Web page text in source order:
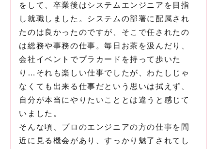
をして、卒業後はシステムエンジニアを目指
し就職しました。システムの部署に配属され
たのは良かったのですが、そこで任されたの
は総務や事務の仕事。毎日お茶を汲んだり、
会社イベントでプラカードを持って歩いた
り…それも楽しい仕事でしたが、わたしじゃ
なくても出来る仕事だという思いは拭えず、
自分が本当にやりたいこととは違うと感じて
いました。
そんな頃、プロのエンジニアの方の仕事を間
近に見る機会があり、すっかり魅了されてし